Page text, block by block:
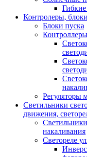
Контролеры,
Блоки пуска
Регуляторы
Светильники
движения,
накаливания
Светореле